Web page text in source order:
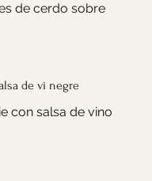
de cerdo sobre
de vi negre
con salsa de vino